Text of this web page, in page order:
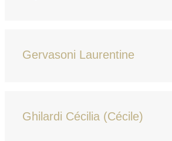
Gervasoni Laurentine
Ghilardi Cécilia (Cécile)